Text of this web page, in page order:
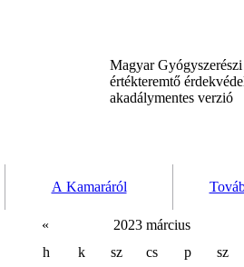
Magyar
értékteremtő
akadálymentes verzió
A Kamaráról
«
2023 március
h
k sz cs p
sz